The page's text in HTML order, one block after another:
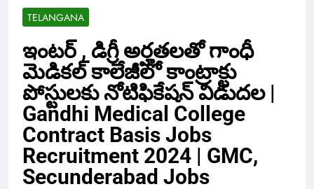
TELANGANA
ఇంటర్ , డిగ్రీ అర్హతలతో గాంధీ
మెడికల్ కాలేజీలో కాంట్రాక్టు
పోస్టులకు నోటిఫికేషన్ విడుదల |
Gandhi Medical College
Contract Basis Jobs
Recruitment 2024 | GMC,
Secunderabad Jobs